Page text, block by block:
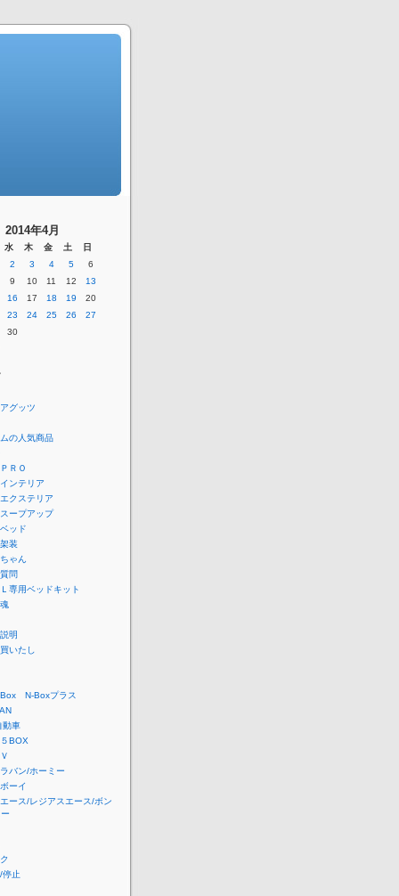
2014年4月
水 木 金 土
日
2 3 4 5
6
9 10 11 12
13
16 17 18 19
20
23 24 25 26
27
30
グッツ
の人気商品
ＲＯ
ンテリア
クステリア
ープアップ
ッド
装
ゃん
問
専用ベッドキット
明
いたし
N-Boxプラス
動車
BOX
バン/ホーミー
ーイ
ース/レジアスエース/ボン
停止